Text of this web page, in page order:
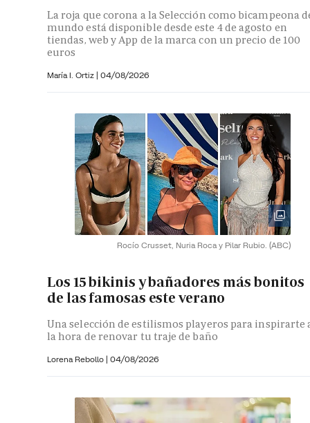
La roja que corona a la Selección como bicampeona
mundo está disponible desde este 4 de agosto en
tiendas, web y App de la marca con un precio de 100
euros
María I. Ortiz | 04/08/2026
Rocío Crusset, Nuria Roca y Pilar Rubio. (ABC)
Los 15 bikinis y bañadores más bonitos
de las famosas este verano
Una selección de estilismos playeros para inspirarte
la hora de renovar tu traje de baño
Lorena Rebollo | 04/08/2026